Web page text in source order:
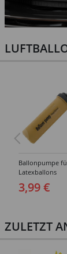
Ballonpumpe
Latexballons
3,99 €
ZULETZT